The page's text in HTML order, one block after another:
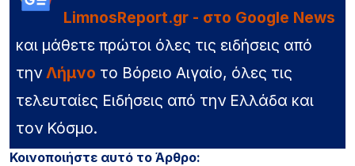
LimnosReport.gr - στο Google News
και μάθετε πρώτοι όλες τις ειδήσεις από
την Λήμνο το Βόρειο Αιγαίο, όλες τις
τελευταίες Ειδήσεις από την Ελλάδα και
τον Κόσμο.
Κοινοποιήστε αυτό το Άρθρο: